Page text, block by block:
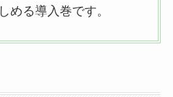
める導入巻です。